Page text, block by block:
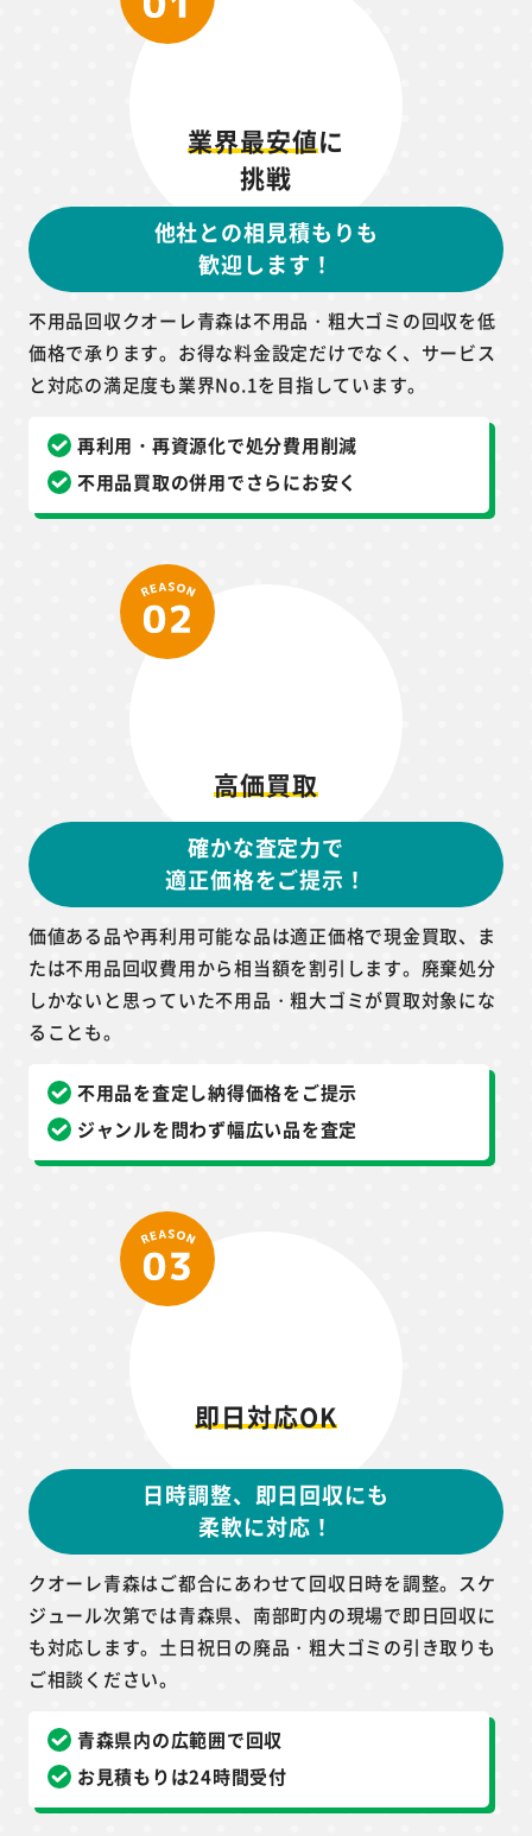
業界最安値に
挑戦
他社との相見積もりも
歓迎します！
不用品回収クオーレ青森は不用品・粗大ゴミの回収を低
価格で承ります。お得な料金設定だけでなく、サービス
と対応の満足度も業界No.1を目指しています。
再利用・再資源化で処分費用削減
不用品買取の併用でさらにお安く
高価買取
確かな査定力で
適正価格をご提示！
価値ある品や再利用可能な品は適正価格で現金買取、ま
たは不用品回収費用から相当額を割引します。廃棄処分
しかないと思っていた不用品・粗大ゴミが買取対象にな
ることも。
不用品を査定し納得価格をご提示
ジャンルを問わず幅広い品を査定
即日対応OK
日時調整、即日回収にも
柔軟に対応！
クオーレ青森はご都合にあわせて回収日時を調整。スケ
ジュール次第では青森県、南部町内の現場で即日回収に
も対応します。土日祝日の廃品・粗大ゴミの引き取りも
ご相談ください。
青森県内の広範囲で回収
お見積もりは24時間受付